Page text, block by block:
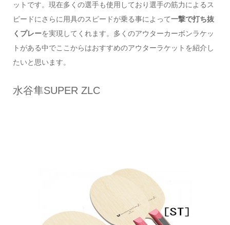
ットです。現在多くの選手も使用しており選手の筋力によるス
ピードにさらに用具のスピードが乗る事によって一撃で打ち抜
くプレーを実現してくれます。多くのアウターカーボンラケッ
トがある中でここからはおすすめのアウターラケットを紹介し
たいと思います。
水谷隼SUPER ZLC